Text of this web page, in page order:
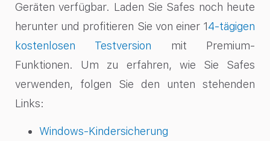
Geräten verfügbar. Laden Sie Safes noch heute
herunter und profitieren Sie von einer 14-tägigen
kostenlosen Testversion mit Premium-
Funktionen. Um zu erfahren, wie Sie Safes
verwenden, folgen Sie den unten stehenden
Links:
Windows-Kindersicherung